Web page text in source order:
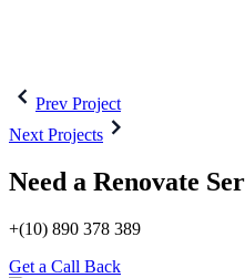
Beitragsnavigation
Prev Project
Next Projects
Need a Renovate
+(10) 890 378 389
Get a Call Back